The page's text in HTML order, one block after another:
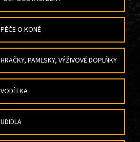
PÉČE O KONĚ
HRAČKY, PAMLSKY, VÝŽIVOVÉ DOPLŇKY
VODÍTKA
UDIDLA